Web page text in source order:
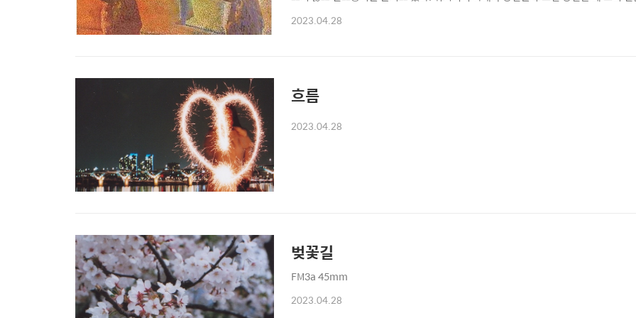
그렇게 남은 생을 살아갈 줄 알았다. 그런데 한걸음 두 걸음 늦었을 뿐인데 서울역에
2023.04.28
흐름
2023.04.28
벚꽃길
FM3a 45mm
2023.04.28